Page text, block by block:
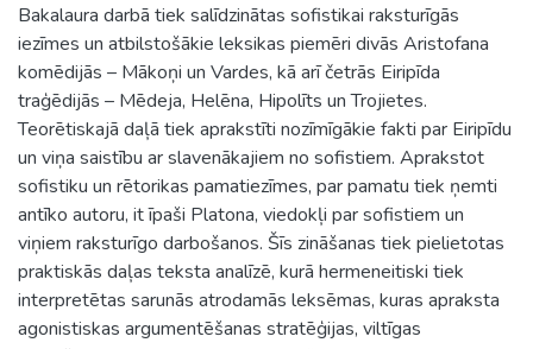
Bakalaura darbā tiek salīdzinātas sofistikai raksturīgās
iezīmes un atbilstošākie leksikas piemēri divās Aristofana
komēdijās – Mākoņi un Vardes, kā arī četrās Eiripīda
traģēdijās – Mēdeja, Helēna, Hipolīts un Trojietes.
Teorētiskajā daļā tiek aprakstīti nozīmīgākie fakti par Eiripīdu
un viņa saistību ar slavenākajiem no sofistiem. Aprakstot
sofistiku un rētorikas pamatiezīmes, par pamatu tiek ņemti
antīko autoru, it īpaši Platona, viedokļi par sofistiem un
viņiem raksturīgo darbošanos. Šīs zināšanas tiek pielietotas
praktiskās daļas teksta analīzē, kurā hermeneitiski tiek
interpretētas sarunās atrodamās leksēmas, kuras apraksta
agonistiskas argumentēšanas stratēģijas, viltīgas